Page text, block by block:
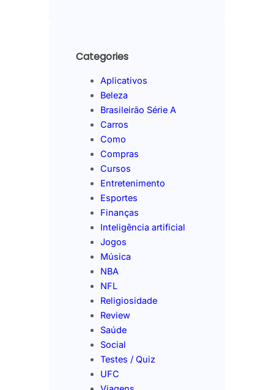
Categories
Aplicativos
Beleza
Brasileirão Série A
Carros
Como
Compras
Cursos
Entretenimento
Esportes
Finanças
Inteligência artificial
Jogos
Música
NBA
NFL
Religiosidade
Review
Saúde
Social
Testes / Quiz
UFC